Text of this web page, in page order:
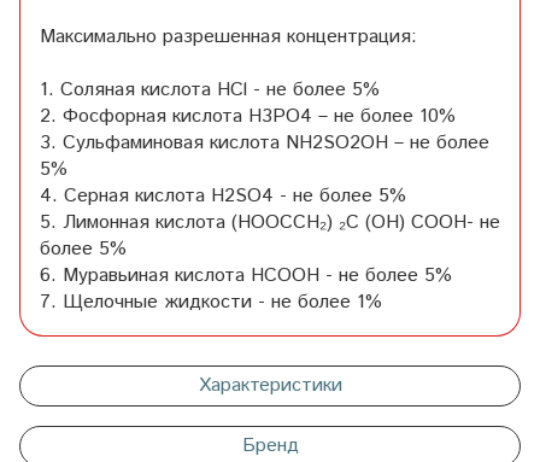
Максимально разрешенная концентрация:
1. Соляная кислота HCl - не более 5%
2. Фосфорная кислота H3PO4 – не более 10%
3. Сульфаминовая кислота NH2SO2OH – не более
5%
4. Серная кислота H2SO4 - не более 5%
5. Лимонная кислота (HOOCCH₂) ₂C (OH) COOH- не
более 5%
6. Муравьиная кислота HCOOH - не более 5%
7. Щелочные жидкости - не более 1%
Характеристики
Бренд